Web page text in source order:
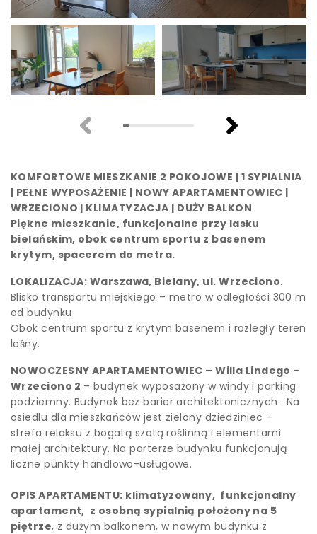
KOMFORTOWE MIESZKANIE 2 POKOJOWE | 1 SYPIALNIA
| PEŁNE WYPOSAŻENIE | NOWY APARTAMENTOWIEC |
WRZECIONO | KLIMATYZACJA | DUŻY BALKON
Piękne mieszkanie, funkcjonalne przy lasku
bielańskim, obok centrum sportu z basenem
krytym, spacerem do metra.
LOKALIZACJA: Warszawa, Bielany, ul. Wrzeciono.
Blisko transportu miejskiego – metro w odległości 300 m
od budynku
Obok centrum sportu z krytym basenem i rozległy teren
leśny.
NOWOCZESNY APARTAMENTOWIEC – Willa Lindego –
Wrzeciono 2 – budynek wyposażony w windy i parking
podziemny. Budynek bez barier architektonicznych . Na
osiedlu dla mieszkańców jest zielony dziedziniec –
strefa relaksu z bogatą szatą roślinną i elementami
małej architektury. Na parterze budynku funkcjonują
liczne punkty handlowo-usługowe.
OPIS APARTAMENTU: klimatyzowany, funkcjonalny
apartament, z osobną sypialnią położony na 5
piętrze, z dużym balkonem, w nowym budynku z